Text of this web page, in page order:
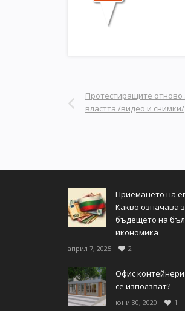
Протестиращите
властта /видео и снимки/
Приемането на
Какво означава
бъдещето на
икономика
април 7, 2025 2
Офис
се използват?
юни 30, 2020 1